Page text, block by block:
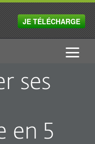
ses
en 5
JE TÉLÉCHARGE